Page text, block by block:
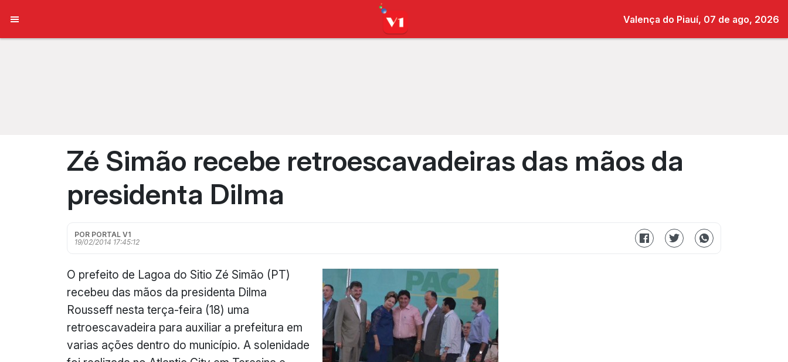
Valença do Piauí, 07 de ago, 2026
Zé Simão recebe retroescavadeiras das mãos da
presidenta Dilma
POR PORTAL V1
19/02/2014 17:45:12
O prefeito de Lagoa do Sitio Zé Simão (PT)
recebeu das mãos da presidenta Dilma
Rousseff nesta terça-feira (18) uma
retroescavadeira para auxiliar a prefeitura em
varias ações dentro do município. A solenidade